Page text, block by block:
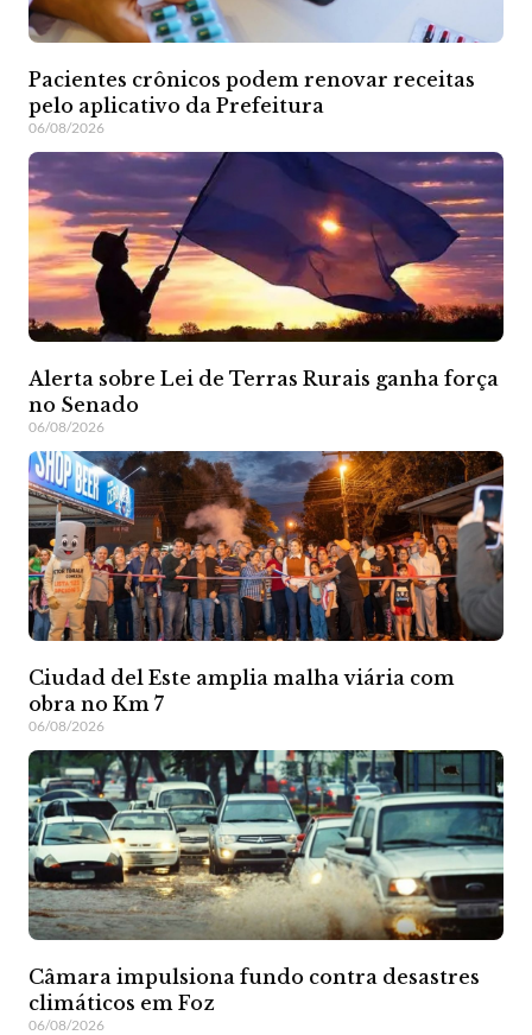
Pacientes crônicos podem renovar receitas
pelo aplicativo da Prefeitura
06/08/2026
Alerta sobre Lei de Terras Rurais ganha força
no Senado
06/08/2026
Ciudad del Este amplia malha viária com
obra no Km 7
06/08/2026
Câmara impulsiona fundo contra desastres
climáticos em Foz
06/08/2026